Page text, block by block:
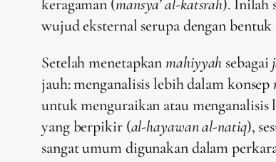
keragaman (mansya’ al-katsrah). Inilah
wujud eksternal serupa dengan bentuk
Setelah menetapkanmahiyyah sebagai
jauh: menganalisis lebih dalam konsep
untuk menguraikan atau menganalisis
yang berpikir (al-hayawan al-natiq),
sangat umum digunakan dalam